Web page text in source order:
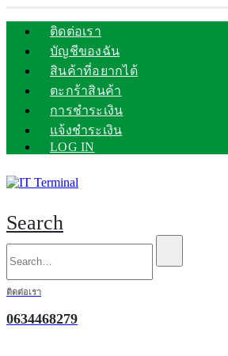
ติดต่อเรา
บัญชีของฉัน
สินค้าที่อยากได้
ตะกร้าสินค้า
การชำระเงิน
แจ้งชำระเงิน
LOG IN
Search
ติดต่อเรา
0634468279